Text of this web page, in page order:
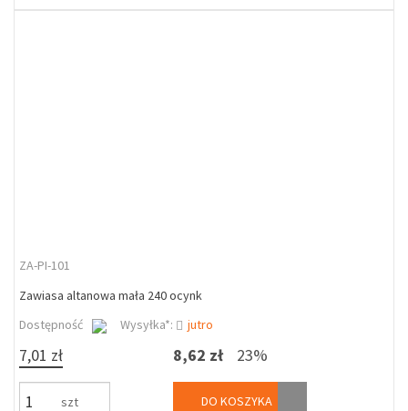
ZA-PI-101
Zawiasa altanowa mała 240 ocynk
Dostępność
Wysyłka*: jutro
7,01 zł
szt
8,62 zł 23%
DO KOSZYKA